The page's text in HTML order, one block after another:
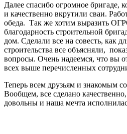
Далее спасибо огромное бригаде,
и качественно вкрутили сваи.
обеда. Так же хотим выразить
благодарность строительной
дом. Сделали все на совесть, как
строительства все объясняли,
вопросы. Очень надеемся, что вы
всех выше перечисленных
Теперь всем друзьям и знакомым
Вообщем, все сделано
довольны и наша мечта